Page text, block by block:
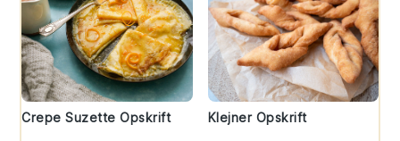
Crepe Suzette Opskrift Klejner Opskrift